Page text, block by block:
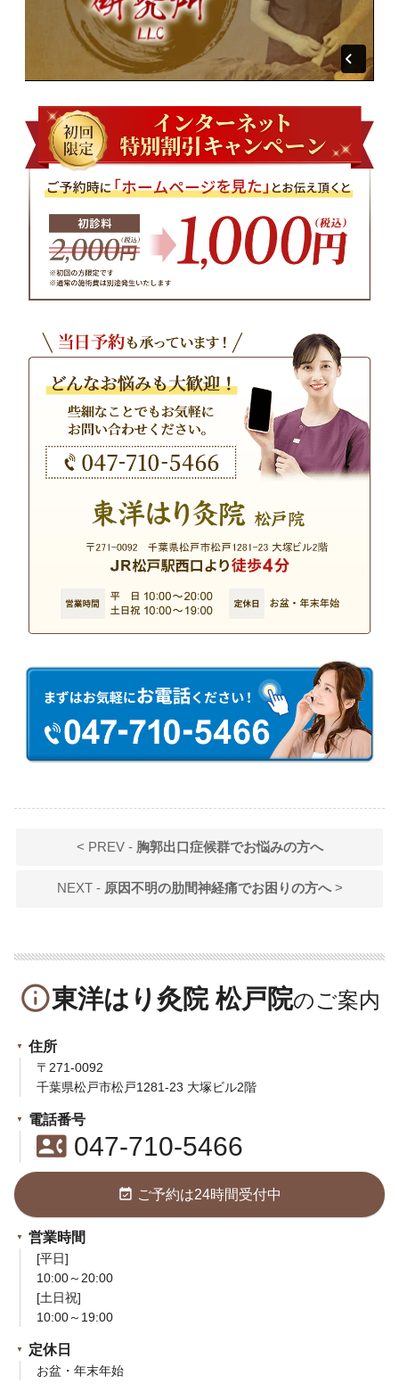
< PREV - 胸郭出口症候群でお悩みの方へ
NEXT - 原因不明の肋間神経痛でお困りの方へ>
info_outline東洋はり灸院 松戸院
住所
〒271-0092
千葉県松戸市松戸1281-23 大塚ビル2階
電話番号
contact_phone047-710-5466
event_available ご予約は24時間受付中
営業時間
[平日]
10:00～20:00
[土日祝]
10:00～19:00
定休日
お盆・年末年始